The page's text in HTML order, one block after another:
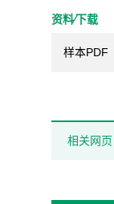
资料⁄下载
样本PDF
相关网页